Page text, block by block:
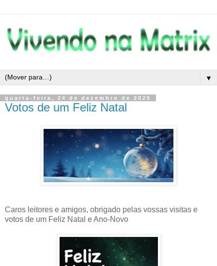
▼
quarta-feira, 24 de dezembro de 2025
Votos de um Feliz Natal
Caros leitores e amigos, obrigado pelas vossas visitas e
votos de um Feliz Natal e Ano-Novo